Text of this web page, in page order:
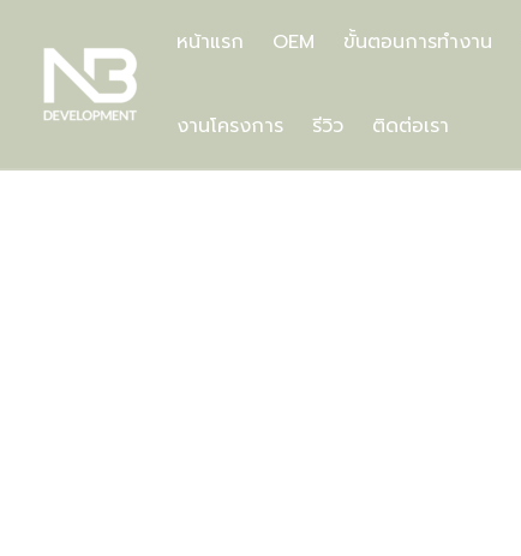
content
หน้าแรก OEM ขั้นตอนการทำงาน
งานโครงการ รีวิว ติดต่อเรา